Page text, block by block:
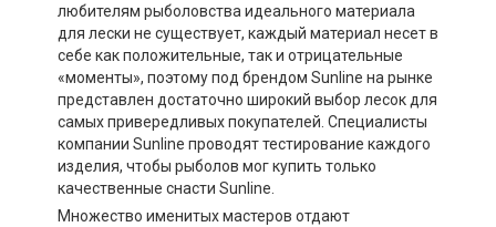
любителям рыболовства идеального материала
для лески не существует, каждый материал несет в
себе как положительные, так и отрицательные
«моменты», поэтому под брендом Sunline на рынке
представлен достаточно широкий выбор лесок для
самых привередливых покупателей. Специалисты
компании Sunline проводят тестирование каждого
изделия, чтобы рыболов мог купить только
качественные снасти Sunline.
Множество именитых мастеров отдают